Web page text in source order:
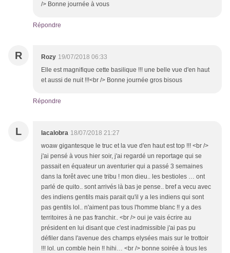
/> Bonne journée à vous
Répondre
R Rozy 19/07/2018 06:33
Elle est magnifique cette basilique !!! une belle vue d'en haut
et aussi de nuit !!!<br /> Bonne journée gros bisous
Répondre
L lacalobra 18/07/2018 21:27
woaw gigantesque le truc et la vue d'en haut est top !!! <br />
j'ai pensé à vous hier soir, j'ai regardé un reportage qui se
passait en équateur un aventurier qui a passé 3 semaines
dans la forêt avec une tribu ! mon dieu.. les bestioles … ont
parlé de quito.. sont arrivés là bas je pense.. bref a vecu avec
des indiens gentils mais parait qu'il y a les indiens qui sont
pas gentils lol.. n'aiment pas tous l'homme blanc !! y a des
territoires à ne pas franchir.. <br /> oui je vais écrire au
président en lui disant que c'est inadmissible j'ai pas pu
défiler dans l'avenue des champs elysées mais sur le trottoir
!!! lol. un comble hein !! hihi… <br /> bonne soirée à tous les